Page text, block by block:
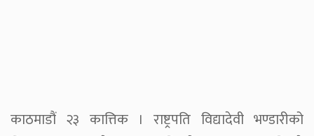
काठमाडौं २३ कात्तिक । राष्ट्रपति विद्यादेवी भण्डारीको